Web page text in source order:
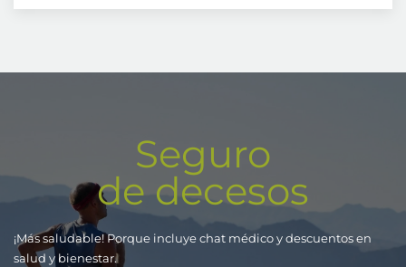
Seguro
de decesos
¡Más saludable! Porque incluye chat médico y descuentos en
salud y bienestar.